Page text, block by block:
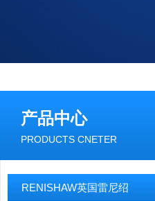
产品中心
PRODUCTS CNETER
RENISHAW英国雷尼绍